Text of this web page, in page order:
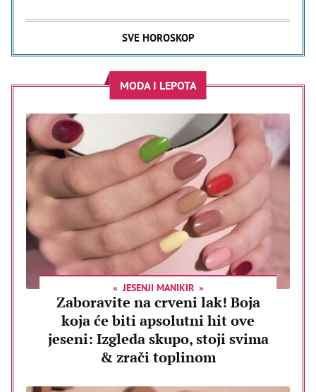
SVE HOROSKOP
MODA I LEPOTA
JESENJI MANIKIR
Zaboravite na crveni lak! Boja
koja će biti apsolutni hit ove
jeseni: Izgleda skupo, stoji svima
& zrači toplinom